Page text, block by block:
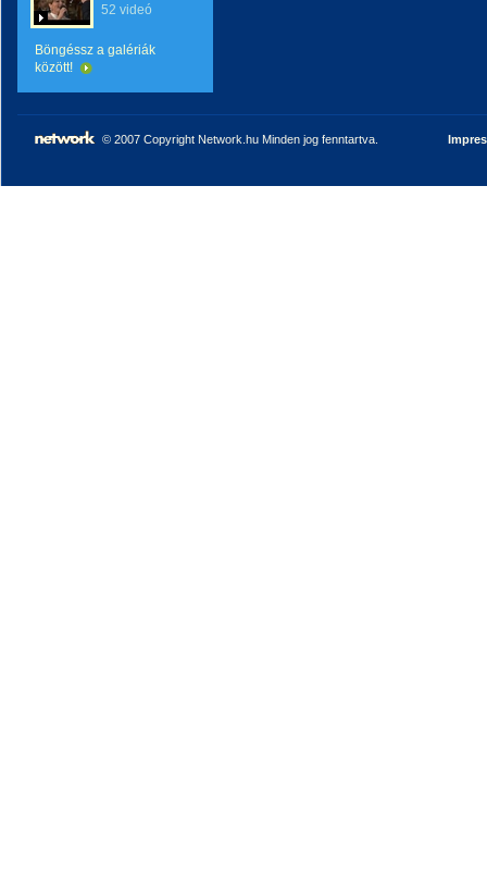
52 videó
Böngéssz a galériák
között!
© 2007 Copyright Network.hu Minden jog fenntartva.